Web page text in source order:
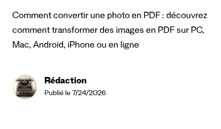
Comment convertir une photo en PDF : découvrez
comment transformer des images en PDF sur PC,
Mac, Android, iPhone ou en ligne
Rédaction
Publié le 7/24/2026